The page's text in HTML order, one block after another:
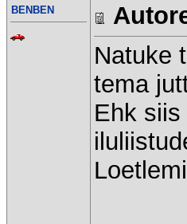
BENBEN
Natuke
tema
Ehk